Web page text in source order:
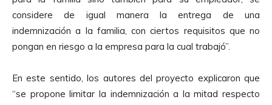
considere de igual manera la entrega de una
indemnización a la familia, con ciertos requisitos que no
pongan en riesgo a la empresa para la cual trabajó”.
En este sentido, los autores del proyecto explicaron que
“se propone limitar la indemnización a la mitad respecto